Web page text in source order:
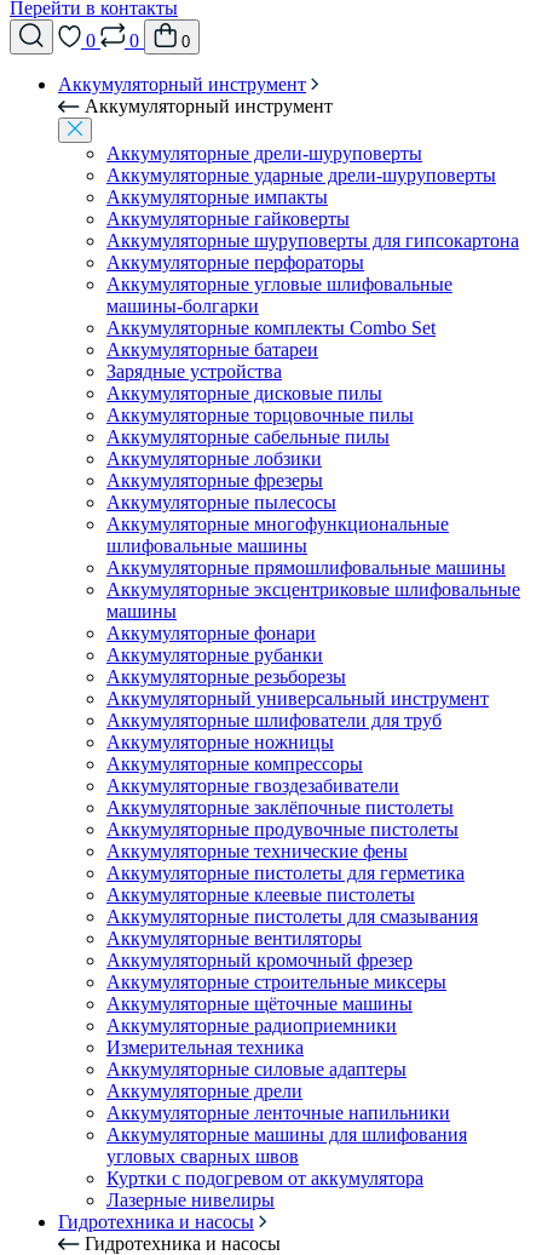
Перейти в контакты
0
0 0
Аккумуляторный инструмент
Аккумуляторный инструмент
Аккумуляторные дрели-шуруповерты
Аккумуляторные ударные дрели-шуруповерты
Аккумуляторные импакты
Аккумуляторные гайковерты
Аккумуляторные шуруповерты для гипсокартона
Аккумуляторные перфораторы
Аккумуляторные угловые шлифовальные
машины-болгарки
Аккумуляторные комплекты Combo Set
Аккумуляторные батареи
Зарядные устройства
Аккумуляторные дисковые пилы
Аккумуляторные торцовочные пилы
Аккумуляторные сабельные пилы
Аккумуляторные лобзики
Аккумуляторные фрезеры
Аккумуляторные пылесосы
Аккумуляторные многофункциональные
шлифовальные машины
Аккумуляторные прямошлифовальные машины
Аккумуляторные эксцентриковые шлифовальные
машины
Аккумуляторные фонари
Аккумуляторные рубанки
Аккумуляторные резьборезы
Аккумуляторный универсальный инструмент
Аккумуляторные шлифователи для труб
Аккумуляторные ножницы
Аккумуляторные компрессоры
Аккумуляторные гвоздезабиватели
Аккумуляторные заклёпочные пистолеты
Аккумуляторные продувочные пистолеты
Аккумуляторные технические фены
Аккумуляторные пистолеты для герметика
Аккумуляторные клеевые пистолеты
Аккумуляторные пистолеты для смазывания
Аккумуляторные вентиляторы
Аккумуляторный кромочный фрезер
Аккумуляторные строительные миксеры
Аккумуляторные щёточные машины
Аккумуляторные радиоприемники
Измерительная техника
Аккумуляторные силовые адаптеры
Аккумуляторные дрели
Аккумуляторные ленточные напильники
Аккумуляторные машины для шлифования
угловых сварных швов
Куртки с подогревом от аккумулятора
Лазерные нивелиры
Гидротехника и насосы
Гидротехника и насосы